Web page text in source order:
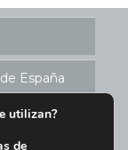
España
utilizan?
de